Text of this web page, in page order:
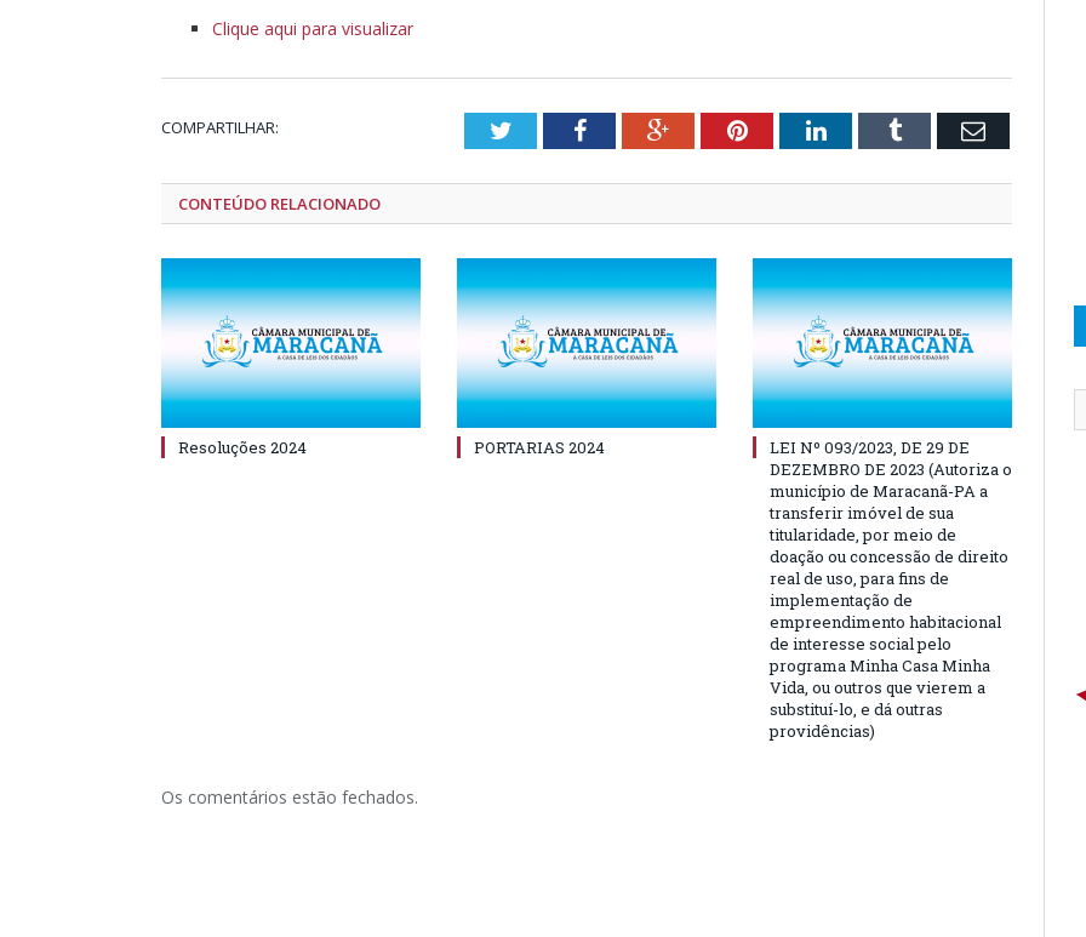
Clique aqui para visualizar
COMPARTILHAR: TwitterFacebookGoogle+PinterestLinkedInTumblr Email
CONTEÚDO RELACIONADO
Resoluções 2024 PORTARIAS 2024
LEI Nº 093/2023, DE 29 DE
DEZEMBRO DE 2023 (Autoriza o
município de Maracanã-PA a
transferir imóvel de sua
titularidade, por meio de
doação ou concessão de direito
real de uso, para fins de
implementação de
empreendimento habitacional
de interesse social pelo
programa Minha Casa Minha
Vida, ou outros que vierem a
substituí-lo, e dá outras
providências)
Os comentários estão fechados.